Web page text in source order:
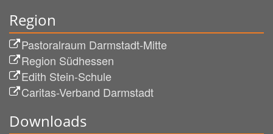
Region
Pastoralraum Darmstadt-Mitte
Region Südhessen
Edith Stein-Schule
Caritas-Verband Darmstadt
Downloads